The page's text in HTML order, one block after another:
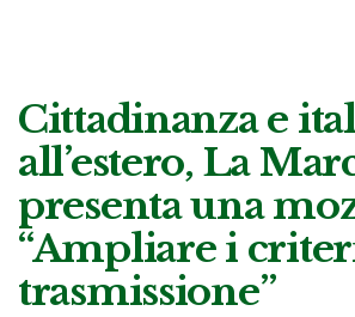
Cittadinanza e
all’estero, La
presenta una
“Ampliare i
trasmissione”